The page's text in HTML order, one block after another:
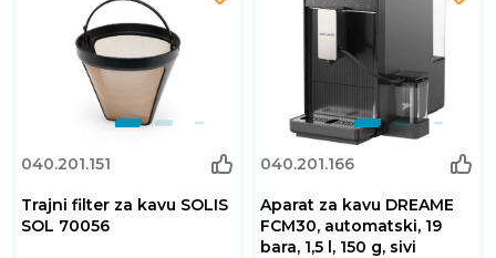
040.201.151
Trajni filter za kavu SOLIS
SOL 70056
040.201.166
Aparat za kavu DREAME
FCM30, automatski, 19
bara, 1,5 l, 150 g, sivi